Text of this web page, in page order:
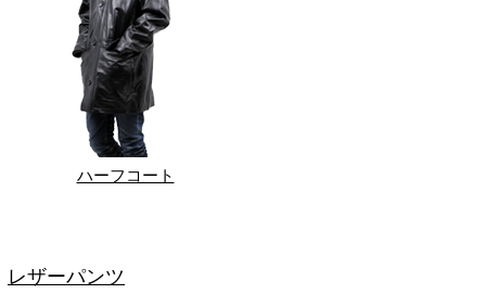
ハーフコート
レザーパンツ